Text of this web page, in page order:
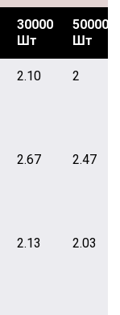
30000
Шт
50000
Шт
2.10 2
2.67 2.47
2.13 2.03